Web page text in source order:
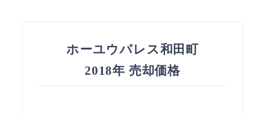
ホーユウパレス和田町
2018年 売却価格